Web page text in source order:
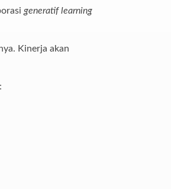
generatif learning
Kinerja akan